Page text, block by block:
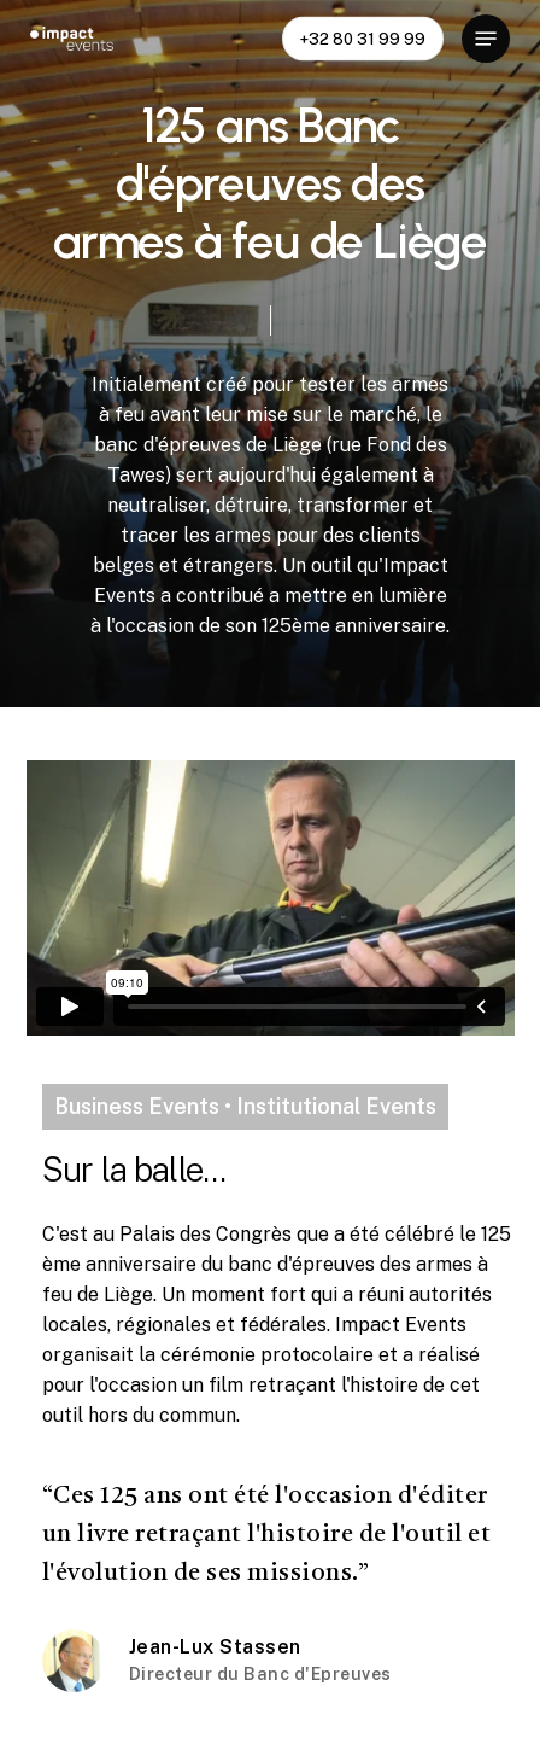
Skip
to
main
content
+32 80 31 99 99
Menu
125ansBanc
d'épreuvesdes
armesàfeudeLiège
Initialement créé pour tester les armes
à feu avant leur mise sur le marché, le
banc d'épreuves de Liège (rue Fond des
Tawes) sert aujourd'hui également à
neutraliser, détruire, transformer et
tracer les armes pour des clients
belges et étrangers. Un outil qu'Impact
Events a contribué a mettre en lumière
à l'occasion de son 125ème anniversaire.
Business Events • Institutional Events
Sur la balle...
C'est au Palais des Congrès que a été célébré le 125
ème anniversaire du banc d'épreuves des armes à
feu de Liège. Un moment fort qui a réuni autorités
locales, régionales et fédérales. Impact Events
organisait la cérémonie protocolaire et a réalisé
pour l'occasion un film retraçant l'histoire de cet
outil hors du commun.
“Ces 125 ans ont été l'occasion d'éditer
un livre retraçant l'histoire de l'outil et
l'évolution de ses missions.”
Jean-Lux Stassen
Directeur du Banc d'Epreuves